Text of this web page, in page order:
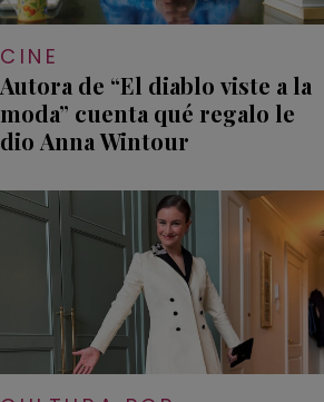
CINE
Autora de “El diablo viste a la
moda” cuenta qué regalo le
dio Anna Wintour